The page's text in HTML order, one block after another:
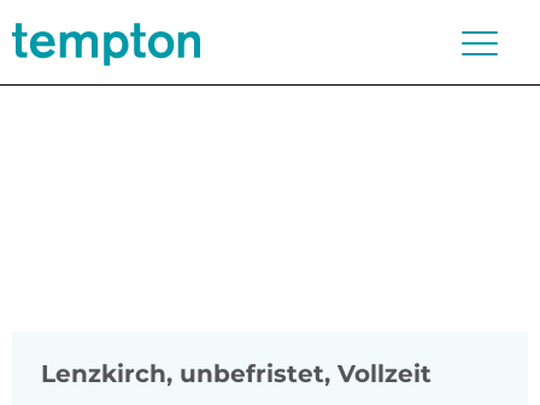
Lenzkirch, unbefristet, Vollzeit